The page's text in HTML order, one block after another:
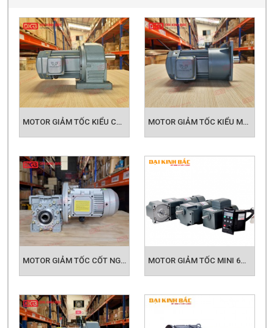
Sản phẩm liên quan:
MOTOR GIẢM TỐC TẢI NẶNG
MOTOR
GIẢM TỐC WANSHSIN
MOTOR GIẢM
TỐC MINI
HỘP GIẢM TỐC TRỤC VÍT
BÁNH VÍT
HỘP GIẢM TỐC NMRV
KHỚP NỐI - PHỤ KIỆN
DƯỚI ĐÂY LÀ NHỮNG LOẠI MOTOR
GIẢM TỐC PHỔ BIẾN NHẤT
MOTOR GIẢM TỐC KIỂU CHÂN ĐẾ MOTOR GIẢM TỐC KIỂU MẶT BÍCH
MOTOR GIẢM TỐC CỐT NGANG MOTOR GIẢM TỐC MINI 6W DẾN 200W